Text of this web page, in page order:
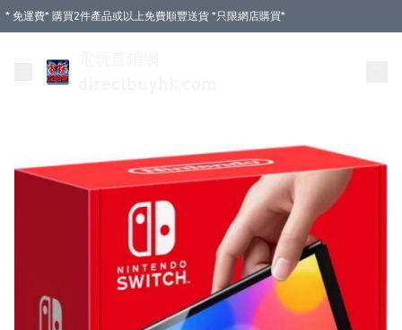
* 免運費* 購買2件產品或以上免費順豐送貨 *只限網店購買*